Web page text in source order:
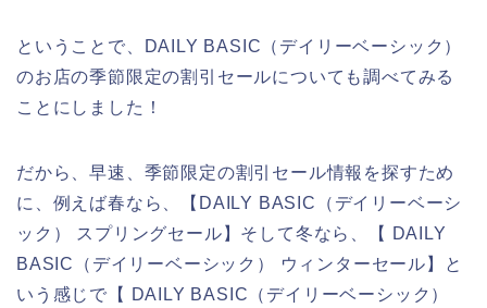
ということで、DAILY BASIC（デイリーベーシック）
のお店の季節限定の割引セールについても調べてみる
ことにしました！
だから、早速、季節限定の割引セール情報を探すため
に、例えば春なら、【DAILY BASIC（デイリーベーシ
ック） スプリングセール】そして冬なら、【 DAILY
BASIC（デイリーベーシック） ウィンターセール】と
いう感じで【 DAILY BASIC（デイリーベーシック）